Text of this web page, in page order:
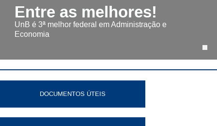
Entre as melhores!
UnB é 3ª melhor federal em Administração e
Economia
DOCUMENTOS ÚTEIS